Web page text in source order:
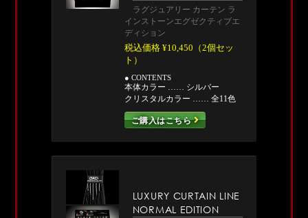
ラグジュアリー カーテン ラ
インストーンエグゼクティブエ
ディション
税込価格 ¥10,450（2個セッ
ト）
● CONTENTS
本体カラー …… シルバー
クリスタルカラー …… 全11色
ご購入はこちら
LUXURY CURTAIN LINE
NORMAL EDITION